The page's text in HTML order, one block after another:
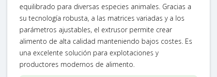
equilibrado para diversas especies animales. Gracias a
su tecnología robusta, a las matrices variadas y a los
parámetros ajustables, el extrusor permite crear
alimento de alta calidad manteniendo bajos costes. Es
una excelente solución para explotaciones y
productores modernos de alimento.